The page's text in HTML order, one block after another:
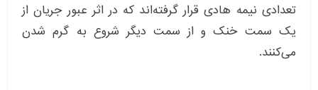
تعدادی نیمه هادی قرار گرفته‌اند که در اثر عبور جریان از
یک سمت خنک و از سمت دیگر شروع به گرم شدن
می‌کنند.